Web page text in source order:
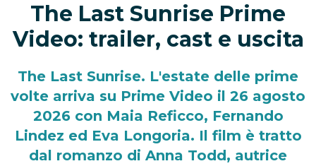
The Last Sunrise Prime
Video: trailer, cast e uscita
The Last Sunrise. L'estate delle prime
volte arriva su Prime Video il 26 agosto
2026 con Maia Reficco, Fernando
Lindez ed Eva Longoria. Il film è tratto
dal romanzo di Anna Todd, autrice